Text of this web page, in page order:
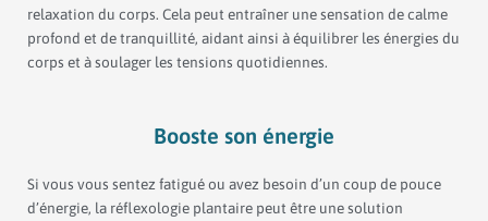
relaxation du corps. Cela peut entraîner une sensation de calme
profond et de tranquillité, aidant ainsi à équilibrer les énergies du
corps et à soulager les tensions quotidiennes.
Booste son énergie
Si vous vous sentez fatigué ou avez besoin d’un coup de pouce
d’énergie, la réflexologie plantaire peut être une solution